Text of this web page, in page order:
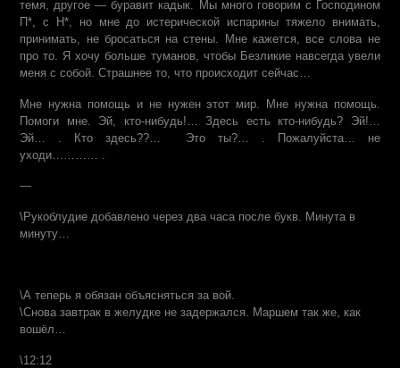
темя, другое — буравит кадык. Мы много говорим с Господином
П*, с Н*, но мне до истерической испарины тяжело внимать,
принимать, не бросаться на стены. Мне кажется, все слова не
про то. Я хочу больше туманов, чтобы Безликие навсегда увели
меня с собой. Страшнее то, что происходит сейчас…
Мне нужна помощь и не нужен этот мир. Мне нужна помощь.
Помоги мне. Эй, кто-нибудь!… Здесь есть кто-нибудь? Эй!…
Эй… . Кто здесь??… Это ты?… . Пожалуйста… не
уходи………… .
—
\Рукоблудие добавлено через два часа после букв. Минута в
минуту…
\А теперь я обязан объясняться за вой.
\Снова завтрак в желудке не задержался. Маршем так же, как
вошёл…
\12:12